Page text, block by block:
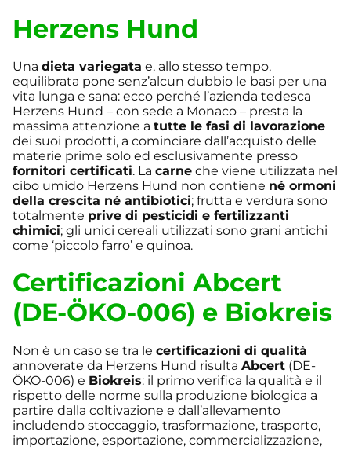
Herzens Hund
Una dieta variegata e, allo stesso tempo,
equilibrata pone senz’alcun dubbio le basi per una
vita lunga e sana: ecco perché l’azienda tedesca
Herzens Hund – con sede a Monaco – presta la
massima attenzione a tutte le fasi di lavorazione
dei suoi prodotti, a cominciare dall’acquisto delle
materie prime solo ed esclusivamente presso
fornitori certificati. La carne che viene utilizzata nel
cibo umido Herzens Hund non contiene né ormoni
della crescita né antibiotici; frutta e verdura sono
totalmente prive di pesticidi e fertilizzanti
chimici; gli unici cereali utilizzati sono grani antichi
come ‘piccolo farro’ e quinoa.
Certificazioni Abcert
(DE-ÖKO-006) e Biokreis
Non è un caso se tra le certificazioni di qualità
annoverate da Herzens Hund risulta Abcert (DE-
ÖKO-006) e Biokreis: il primo verifica la qualità e il
rispetto delle norme sulla produzione biologica a
partire dalla coltivazione e dall’allevamento
includendo stoccaggio, trasformazione, trasporto,
importazione, esportazione, commercializzazione,